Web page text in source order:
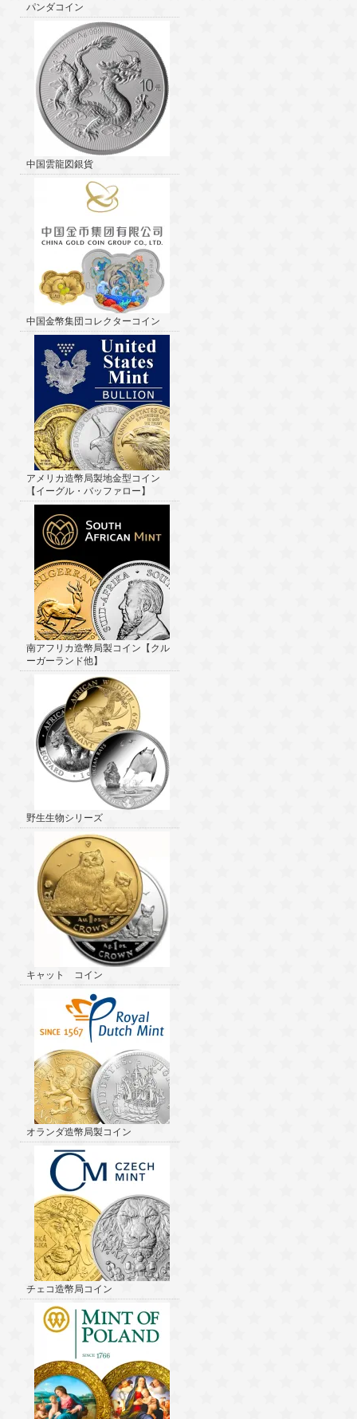
パンダコイン
中国雲龍図銀貨
中国金幣集団コレクターコイン
アメリカ造幣局製地金型コイン
【イーグル・バッファロー】
南アフリカ造幣局製コイン【クル
ーガーランド他】
野生生物シリーズ
キャット コイン
オランダ造幣局製コイン
チェコ造幣局コイン